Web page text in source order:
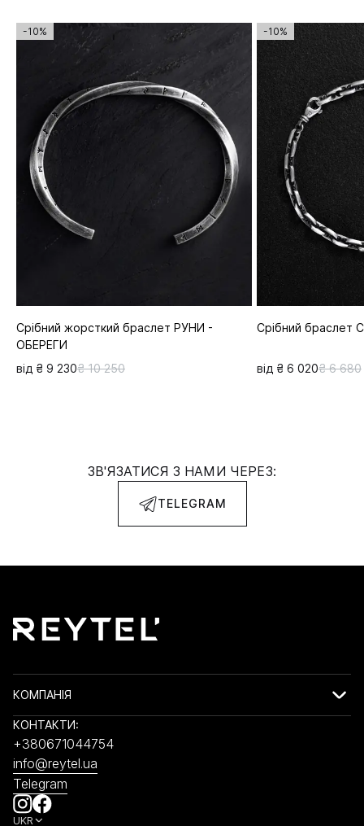
-10%
Срібний жорсткий браслет РУНИ -
ОБЕРЕГИ
від ₴ 9 230₴ 10 250
-10%
Срібний браслет
від ₴ 6 020₴ 6 680
ЗВ'ЯЗАТИСЯ З НАМИ ЧЕРЕЗ:
TELEGRAM
КОМПАНІЯ
КОНТАКТИ:
+380671044754
info@reytel.ua
Telegram
UKR